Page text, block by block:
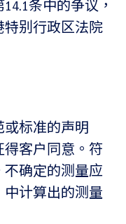
条中的争议，
特别行政区法院
或标准的声明
得客户同意。符
不确定的测量应
中计算出的测量